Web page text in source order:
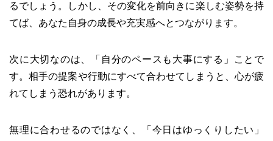
るでしょう。しかし、その変化を前向きに楽しむ姿勢を持
てば、あなた自身の成長や充実感へとつながります。
次に大切なのは、「自分のペースも大事にする」ことで
す。相手の提案や行動にすべて合わせてしまうと、心が疲
れてしまう恐れがあります。
無理に合わせるのではなく、「今日はゆっくりしたい」